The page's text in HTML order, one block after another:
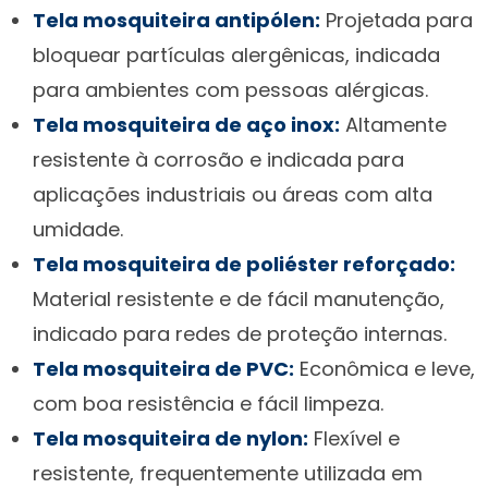
Tela mosquiteira antipólen: Projetada para
bloquear partículas alergênicas, indicada
para ambientes com pessoas alérgicas.
Tela mosquiteira de aço inox: Altamente
resistente à corrosão e indicada para
aplicações industriais ou áreas com alta
umidade.
Tela mosquiteira de poliéster reforçado:
Material resistente e de fácil manutenção,
indicado para redes de proteção internas.
Tela mosquiteira de PVC: Econômica e leve,
com boa resistência e fácil limpeza.
Tela mosquiteira de nylon: Flexível e
resistente, frequentemente utilizada em